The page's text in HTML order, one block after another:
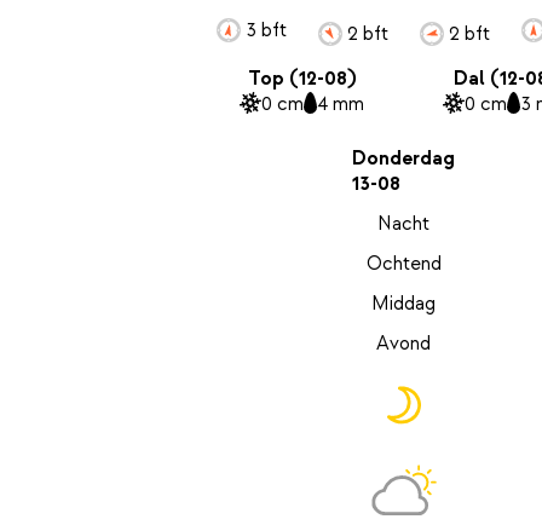
3 bft 2 bft
2 bft
Top (12-08)
0 cm 4 mm
Dal (12-
0 cm 3
Donderdag
13-08
Nacht
Ochtend
Middag
Avond